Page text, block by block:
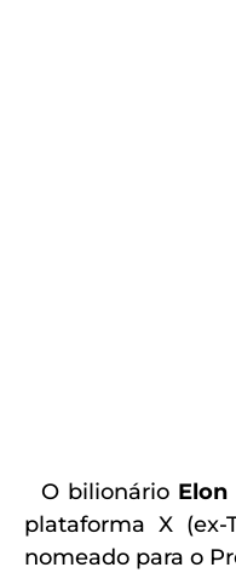
O bilionário
plataforma X
nomeado para o